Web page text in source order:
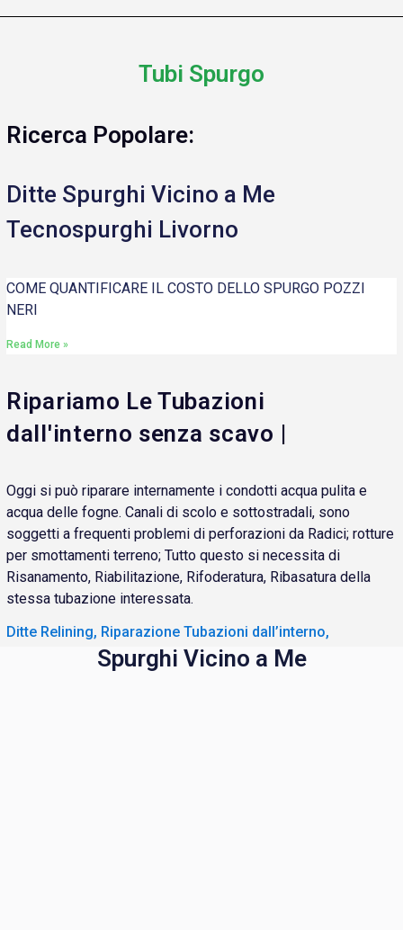
Tubi Spurgo
Ricerca Popolare:
Ditte Spurghi Vicino a Me
Tecnospurghi Livorno
COME QUANTIFICARE IL COSTO DELLO SPURGO POZZI
NERI
Read More »
Ripariamo Le Tubazioni
dall'interno senza scavo |
Oggi si può riparare internamente i condotti acqua pulita e
acqua delle fogne. Canali di scolo e sottostradali, sono
soggetti a frequenti problemi di perforazioni da Radici; rotture
per smottamenti terreno; Tutto questo si necessita di
Risanamento, Riabilitazione, Rifoderatura, Ribasatura della
stessa tubazione interessata.
Ditte Relining, Riparazione Tubazioni dall’interno,
Spurghi Vicino a Me